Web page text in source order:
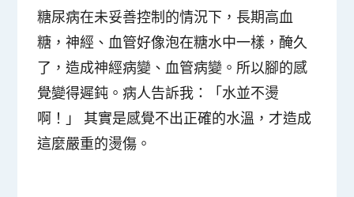
糖尿病在未妥善控制的情況下，長期高血
糖，神經、血管好像泡在糖水中一樣，醃久
了，造成神經病變、血管病變。所以腳的感
覺變得遲鈍。病人告訴我：「水並不燙
啊！」 其實是感覺不出正確的水溫，才造成
這麼嚴重的燙傷。